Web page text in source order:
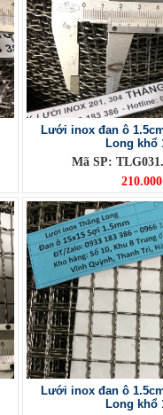
Lưới inox đan ô
Long khổ
Mã SP:
Lưới inox đan ô
Long khổ